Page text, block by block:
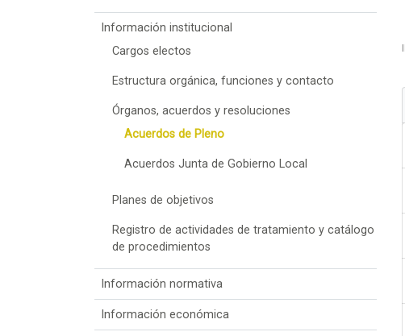
Información institucional
Cargos electos
Estructura orgánica, funciones y contacto
Órganos, acuerdos y resoluciones
Acuerdos de Pleno
Acuerdos Junta de Gobierno Local
Planes de objetivos
Registro de actividades de tratamiento y catálogo
de procedimientos
Información normativa
Información económica